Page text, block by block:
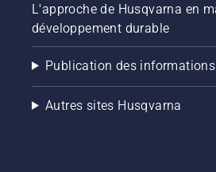
L'approche de Husqvarna en
développement durable
Publication des
Autres sites Husqvarna